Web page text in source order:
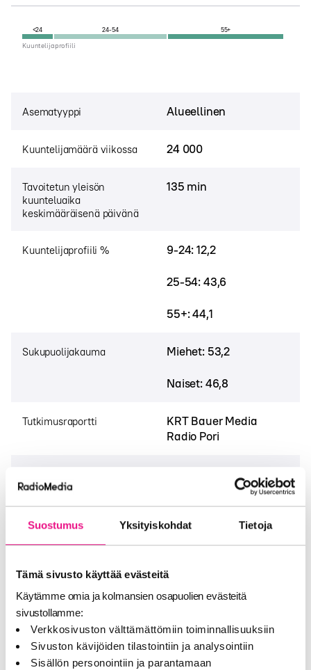
Suostumus Yksityiskohdat Tietoja
Tämä sivusto käyttää evästeitä
Käytämme omia ja kolmansien osapuolien evästeitä
sivustollamme:
Verkkosivuston välttämättömiin toiminnallisuuksiin
Sivuston kävijöiden tilastointiin ja analysointiin
Sisällön personointiin ja parantamaan
<24 24-54 55+
Kuuntelijaprofiili
Asematyyppi Alueellinen
Kuuntelijamäärä viikossa 24 000
Tavoitetun yleisön
kuunteluaika
keskimääräisenä päivänä
135 min
Kuuntelijaprofiili % 9-24: 12,2
25-54: 43,6
55+: 44,1
Sukupuolijakauma Miehet: 53,2
Naiset: 46,8
Tutkimusraportti
KRT Bauer Media
Radio Pori
Kesäkuu 2025 -
Toukokuu 2026
Kuuntele radiota netissä
Radio Pori